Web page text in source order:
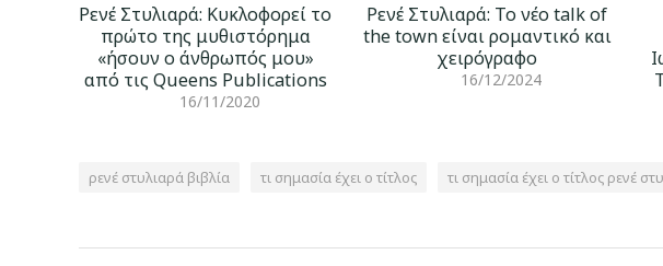
Ρενέ Στυλιαρά: Κυκλοφορεί το
πρώτο της μυθιστόρημα
«ήσουν ο άνθρωπός μου»
από τις Queens Publications
16/11/2020
Ρενέ Στυλιαρά: Το νέο talk of
the town είναι ρομαντικό και
χειρόγραφο
16/12/2024
ρενέ στυλιαρά βιβλία τι σημασία έχει ο τίτλος τι σημασία έχει ο τίτλος ρενέ